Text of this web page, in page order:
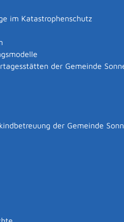
im Katastrophenschutz
der Gemeinde
der Gemeinde
erfüllen und
Prüfstelle bei der zuständigen
oder
zugelassenen
gesamte Bundesgebiet.
anderer EU-/EWR-
in Deutschland
von Prüfstellen
der Zentralstelle